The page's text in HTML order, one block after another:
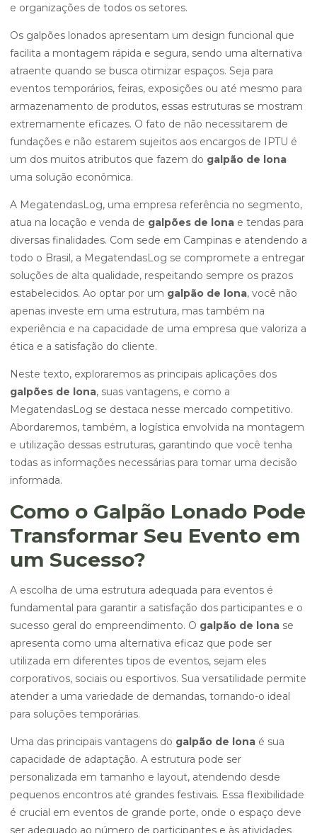
e organizações de todos os setores.
Os galpões lonados apresentam um design funcional que
facilita a montagem rápida e segura, sendo uma alternativa
atraente quando se busca otimizar espaços. Seja para
eventos temporários, feiras, exposições ou até mesmo para
armazenamento de produtos, essas estruturas se mostram
extremamente eficazes. O fato de não necessitarem de
fundações e não estarem sujeitos aos encargos de IPTU é
um dos muitos atributos que fazem do galpão de lona
uma solução econômica.
A MegatendasLog, uma empresa referência no segmento,
atua na locação e venda de galpões de lona e tendas para
diversas finalidades. Com sede em Campinas e atendendo a
todo o Brasil, a MegatendasLog se compromete a entregar
soluções de alta qualidade, respeitando sempre os prazos
estabelecidos. Ao optar por um galpão de lona, você não
apenas investe em uma estrutura, mas também na
experiência e na capacidade de uma empresa que valoriza a
ética e a satisfação do cliente.
Neste texto, exploraremos as principais aplicações dos
galpões de lona, suas vantagens, e como a
MegatendasLog se destaca nesse mercado competitivo.
Abordaremos, também, a logística envolvida na montagem
e utilização dessas estruturas, garantindo que você tenha
todas as informações necessárias para tomar uma decisão
informada.
Como o Galpão Lonado Pode
Transformar Seu Evento em
um Sucesso?
A escolha de uma estrutura adequada para eventos é
fundamental para garantir a satisfação dos participantes e o
sucesso geral do empreendimento. O galpão de lona se
apresenta como uma alternativa eficaz que pode ser
utilizada em diferentes tipos de eventos, sejam eles
corporativos, sociais ou esportivos. Sua versatilidade permite
atender a uma variedade de demandas, tornando-o ideal
para soluções temporárias.
Uma das principais vantagens do galpão de lona é sua
capacidade de adaptação. A estrutura pode ser
personalizada em tamanho e layout, atendendo desde
pequenos encontros até grandes festivais. Essa flexibilidade
é crucial em eventos de grande porte, onde o espaço deve
ser adequado ao número de participantes e às atividades